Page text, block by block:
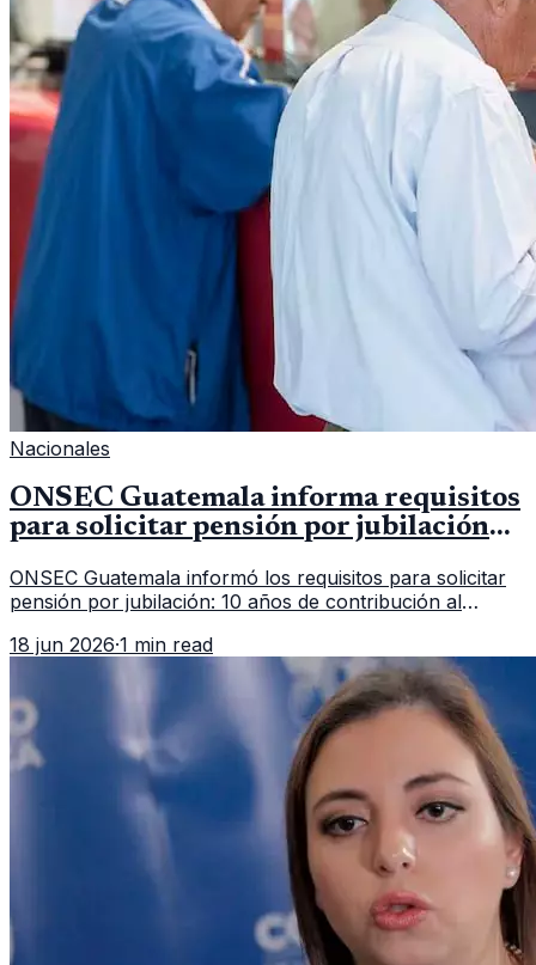
Nacionales
ONSEC Guatemala informa requisitos
para solicitar pensión por jubilación
ONSEC Guatemala informó los requisitos para solicitar
pensión por jubilación: 10 años de contribución al
importar edad.
18 jun 2026·1 min read